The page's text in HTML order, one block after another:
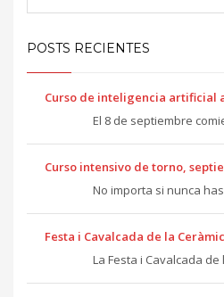
POSTS RECIENTES
Curso de inteligencia artificial
El 8 de septiembre
Curso intensivo de torno,
No importa si nunca
Festa i Cavalcada de la
La Festa i Cavalcada